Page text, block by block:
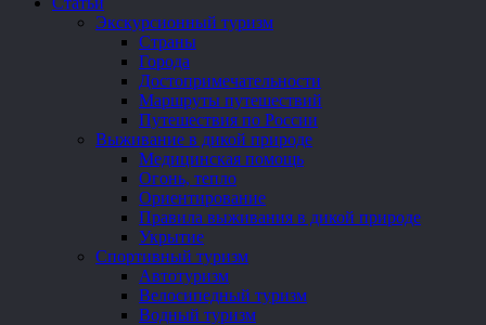
Экскурсионный туризм
Страны
Города
Достопримечательности
Маршруты путешествий
Путешествия по России
Выживание в дикой природе
Медицинская помощь
Огонь, тепло
Ориентирование
Правила выживания в дикой природе
Укрытие
Спортивный туризм
Автотуризм
Велосипедный туризм
Водный туризм